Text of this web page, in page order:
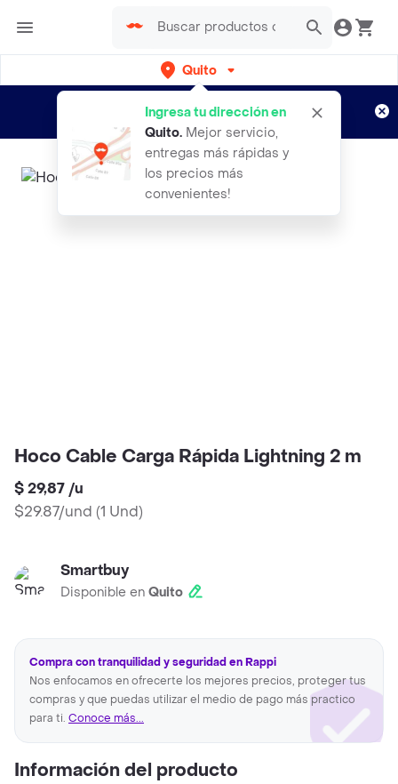
Quito
Ingresa tu dirección en
Quito. Mejor servicio,
entregas más rápidas y
los precios más
convenientes!
envíos gratis por semanas
Aplican TyC
Hoco Cable Carga Rápida Lightning 2 m
$ 29,87 /u
$29.87/und (1 Und)
Smartbuy
Disponible en Quito
Compra con tranquilidad y seguridad en Rappi
Nos enfocamos en ofrecerte los mejores precios, proteger tus
compras y que puedas utilizar el medio de pago más practico
para ti. Conoce más...
Información del producto